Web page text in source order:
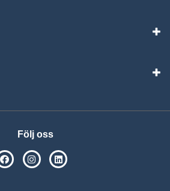
Följ oss
SPSM på Facebook
SPSM på Instagram